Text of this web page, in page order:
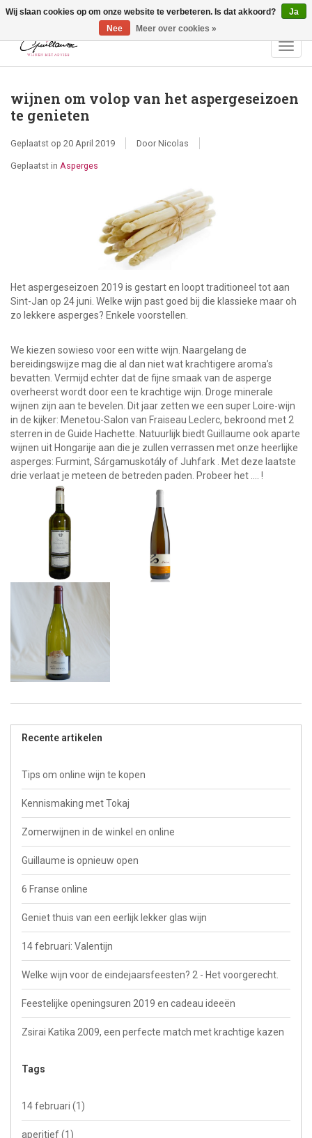
Vragen? Bel ons: +32 (0)13 - 77 11 21 - Winkel: Lochtstraat 2,
3272 Testelt -
info@guillaumewijnen.be
wijnen om volop van het aspergeseizoen
te genieten
Geplaatst op 20 April 2019 Door Nicolas
Geplaatst in Asperges
Het aspergeseizoen 2019 is gestart en loopt traditioneel tot aan
Sint-Jan op 24 juni. Welke wijn past goed bij die klassieke maar oh
zo lekkere asperges? Enkele voorstellen.
We kiezen sowieso voor een witte wijn. Naargelang de
bereidingswijze mag die al dan niet wat krachtigere aroma’s
bevatten. Vermijd echter dat de fijne smaak van de asperge
overheerst wordt door een te krachtige wijn. Droge minerale
wijnen zijn aan te bevelen. Dit jaar zetten we een super Loire-wijn
in de kijker: Menetou-Salon van Fraiseau Leclerc, bekroond met 2
sterren in de Guide Hachette. Natuurlijk biedt Guillaume ook aparte
wijnen uit Hongarije aan die je zullen verrassen met onze heerlijke
asperges: Furmint, Sárgamuskotály of Juhfark . Met deze laatste
drie verlaat je meteen de betreden paden. Probeer het …. !
Recente artikelen
Tips om online wijn te kopen
Kennismaking met Tokaj
Zomerwijnen in de winkel en online
Guillaume is opnieuw open
6 Franse online
Geniet thuis van een eerlijk lekker glas wijn
14 februari: Valentijn
Welke wijn voor de eindejaarsfeesten? 2 - Het voorgerecht.
Feestelijke openingsuren 2019 en cadeau ideeën
Zsirai Katika 2009, een perfecte match met krachtige kazen
Tags
14 februari (1)
aperitief(1)
Wij slaan cookies op om onze website te verbeteren. Is dat akkoord?
Ja
Nee
Meer over cookies »